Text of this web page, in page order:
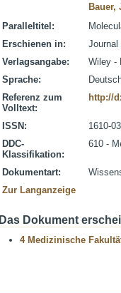
Bauer,
Paralleltitel:
Erschienen in:
Journal
Verlagsangabe:
Wiley -
Sprache:
Referenz zum
Volltext:
http://
ISSN:
1610-
DDC-
Klassifikation:
610 -
Dokumentart:
Zur Langanzeige
Das Dokument
4 Medizinische